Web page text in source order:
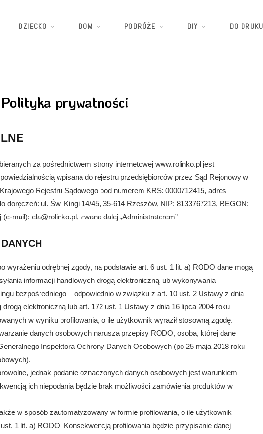
DZIECKO DOM PODRÓŻE DIY DO DRUKU
Polityka prywatności
za pośrednictwem strony internetowej www.rolinko.pl jest
wpisana do rejestru przedsiębiorców przez Sąd Rejonowy w
Rejestru Sądowego pod numerem KRS: 0000712415, adres
doręczeń: ul. Św. Kingi 14/45, 35-614 Rzeszów, NIP: 8133767213, REGON:
(e-mail): ela@rolinko.pl, zwana dalej „Administratorem”
wyrażeniu odrębnej zgody, na podstawie art. 6 ust. 1 lit. a) RODO dane mogą
informacji handlowych drogą elektroniczną lub wykonywania
bezpośredniego – odpowiednio w związku z art. 10 ust. 2 Ustawy z dnia
drogą elektroniczną lub art. 172 ust. 1 Ustawy z dnia 16 lipca 2004 roku –
w wyniku profilowania, o ile użytkownik wyraził stosowną zgodę.
danych osobowych narusza przepisy RODO, osoba, której dane
Inspektora Ochrony Danych Osobowych (po 25 maja 2018 roku –
jednak podanie oznaczonych danych osobowych jest warunkiem
ich niepodania będzie brak możliwości zamówienia produktów w
w sposób zautomatyzowany w formie profilowania, o ile użytkownik
1 lit. a) RODO. Konsekwencją profilowania będzie przypisanie danej